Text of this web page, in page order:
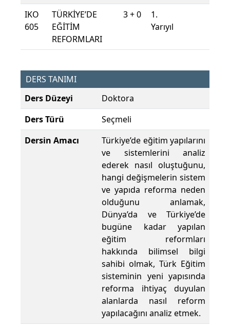
IKO
605
TÜRKİYE’DE
EĞİTİM
REFORMLARI
3 + 0
1.
Yarıyıl
DERS TANIMI
Ders Düzeyi
Doktora
Ders Türü
Seçmeli
Dersin Amacı
Türkiye’de eğitim yapılarını
ve sistemlerini analiz
ederek nasıl oluştuğunu,
hangi değişmelerin sistem
ve yapıda reforma neden
olduğunu anlamak,
Dünya’da ve Türkiye’de
bugüne kadar yapılan
eğitim reformları
hakkında bilimsel bilgi
sahibi olmak, Türk Eğitim
sisteminin yeni yapısında
reforma ihtiyaç duyulan
alanlarda nasıl reform
yapılacağını analiz etmek.